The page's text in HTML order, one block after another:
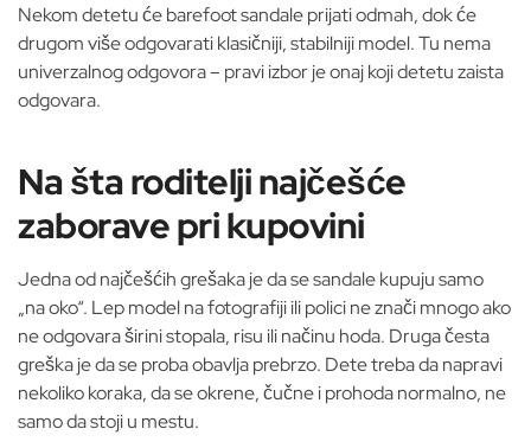
Nekom detetu će barefoot sandale prijati odmah, dok će
drugom više odgovarati klasičniji, stabilniji model. Tu nema
univerzalnog odgovora – pravi izbor je onaj koji detetu zaista
odgovara.
Na šta roditelji najčešće
zaborave pri kupovini
Jedna od najčešćih grešaka je da se sandale kupuju samo
„na oko“. Lep model na fotografiji ili polici ne znači mnogo ako
ne odgovara širini stopala, risu ili načinu hoda. Druga česta
greška je da se proba obavlja prebrzo. Dete treba da napravi
nekoliko koraka, da se okrene, čučne i prohoda normalno, ne
samo da stoji u mestu.